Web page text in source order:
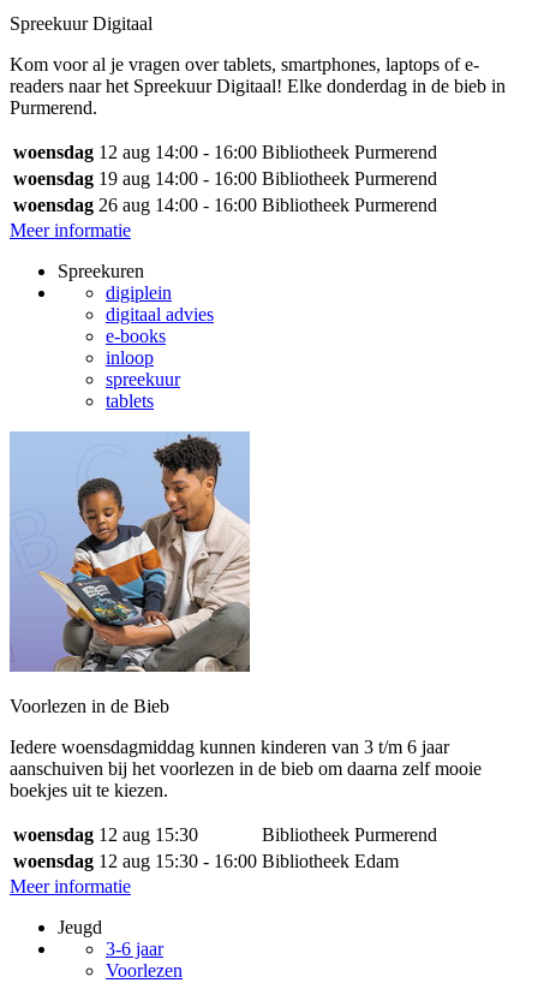
Spreekuur Digitaal
Kom voor al je vragen over tablets, smartphones, laptops of e-
readers naar het Spreekuur Digitaal! Elke donderdag in de bieb in
Purmerend.
woensdag 12 aug 14:00 - 16:00 Bibliotheek Purmerend
woensdag 19 aug 14:00 - 16:00 Bibliotheek Purmerend
woensdag 26 aug 14:00 - 16:00 Bibliotheek Purmerend
Meer informatie
Spreekuren
digiplein
digitaal advies
e-books
inloop
spreekuur
tablets
Voorlezen in de Bieb
Iedere woensdagmiddag kunnen kinderen van 3 t/m 6 jaar
aanschuiven bij het voorlezen in de bieb om daarna zelf mooie
boekjes uit te kiezen.
woensdag 12 aug 15:30
Bibliotheek Purmerend
woensdag 12 aug 15:30 - 16:00 Bibliotheek Edam
Meer informatie
Jeugd
3-6 jaar
Voorlezen